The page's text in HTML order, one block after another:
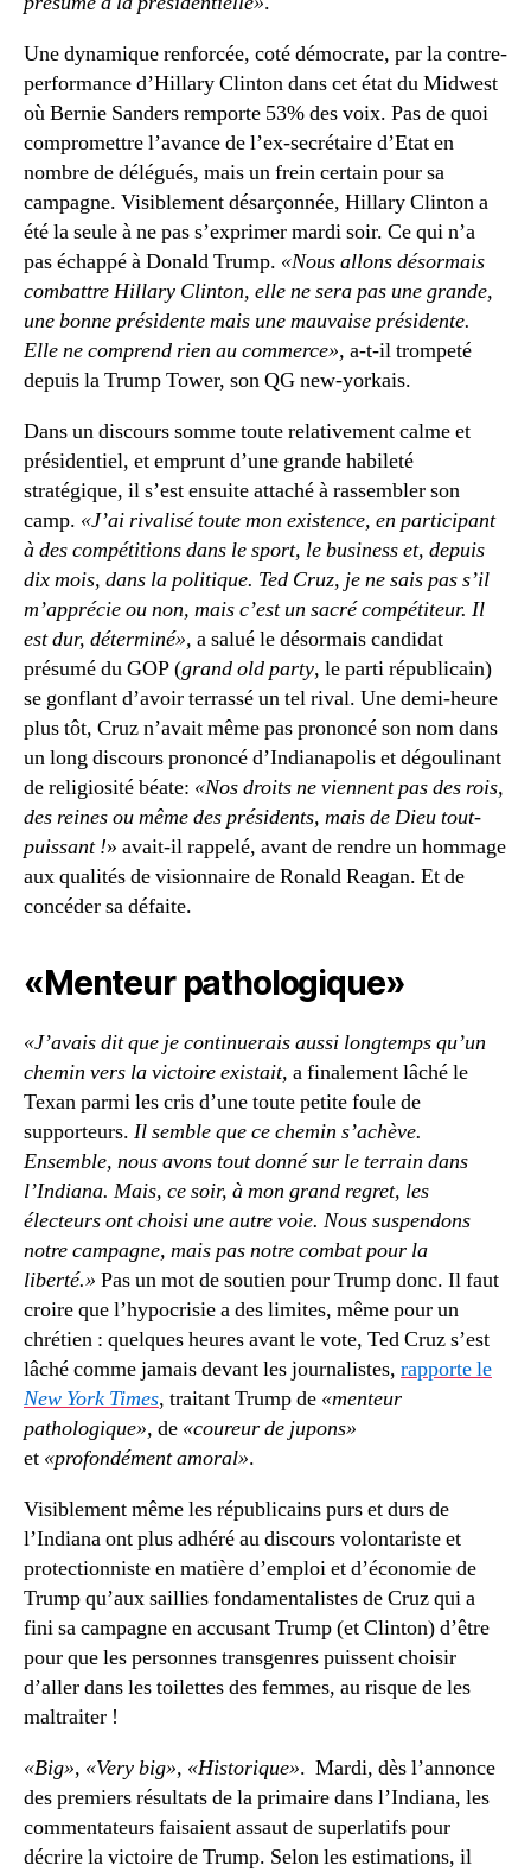
Une dynamique renforcée, coté démocrate, par la contre-
performance d’Hillary Clinton dans cet état du Midwest
où Bernie Sanders remporte 53% des voix. Pas de quoi
compromettre l’avance de l’ex-secrétaire d’Etat en
nombre de délégués, mais un frein certain pour sa
campagne. Visiblement désarçonnée, Hillary Clinton a
été la seule à ne pas s’exprimer mardi soir. Ce qui n’a
pas échappé à Donald Trump. «Nous allons désormais
combattre Hillary Clinton, elle ne sera pas une grande,
une bonne présidente mais une mauvaise présidente.
Elle ne comprend rien au commerce», a-t-il trompeté
depuis la Trump Tower, son QG new-yorkais.
Dans un discours somme toute relativement calme et
présidentiel, et emprunt d’une grande habileté
stratégique, il s’est ensuite attaché à rassembler son
camp. «J’ai rivalisé toute mon existence, en participant
à des compétitions dans le sport, le business et, depuis
dix mois, dans la politique. Ted Cruz, je ne sais pas s’il
m’apprécie ou non, mais c’est un sacré compétiteur. Il
est dur, déterminé», a salué le désormais candidat
présumé du GOP (grand old party, le parti républicain)
se gonflant d’avoir terrassé un tel rival. Une demi-heure
plus tôt, Cruz n’avait même pas prononcé son nom dans
un long discours prononcé d’Indianapolis et dégoulinant
de religiosité béate: «Nos droits ne viennent pas des rois,
des reines ou même des présidents, mais de Dieu tout-
puissant!» avait-il rappelé, avant de rendre un hommage
aux qualités de visionnaire de Ronald Reagan. Et de
concéder sa défaite.
«Menteur pathologique»
«J’avais dit que je continuerais aussi longtemps qu’un
chemin vers la victoire existait, a finalement lâché le
Texan parmi les cris d’une toute petite foule de
supporteurs. Il semble que ce chemin s’achève.
Ensemble, nous avons tout donné sur le terrain dans
l’Indiana. Mais, ce soir, à mon grand regret, les
électeurs ont choisi une autre voie. Nous suspendons
notre campagne, mais pas notre combat pour la
liberté.» Pas un mot de soutien pour Trump donc. Il faut
croire que l’hypocrisie a des limites, même pour un
chrétien : quelques heures avant le vote, Ted Cruz s’est
lâché comme jamais devant les journalistes, rapporte le
New York Times, traitant Trump de «menteur
pathologique», de «coureur de jupons»
et «profondément amoral».
Visiblement même les républicains purs et durs de
l’Indiana ont plus adhéré au discours volontariste et
protectionniste en matière d’emploi et d’économie de
Trump qu’aux saillies fondamentalistes de Cruz qui a
fini sa campagne en accusant Trump (et Clinton) d’être
pour que les personnes transgenres puissent choisir
d’aller dans les toilettes des femmes, au risque de les
maltraiter !
«Big», «Very big», «Historique». Mardi, dès l’annonce
des premiers résultats de la primaire dans l’Indiana, les
commentateurs faisaient assaut de superlatifs pour
décrire la victoire de Trump. Selon les estimations, il